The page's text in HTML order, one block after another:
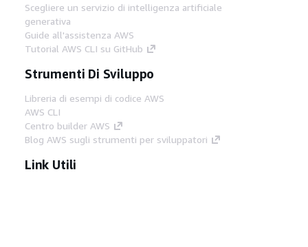
Scegliere un servizio di intelligenza artificiale
generativa
Guide all'assistenza AWS
Tutorial AWS CLI su GitHub
Strumenti Di Sviluppo
Libreria di esempi di codice AWS
AWS CLI
Centro builder AWS
Blog AWS sugli strumenti per sviluppatori
Link Utili